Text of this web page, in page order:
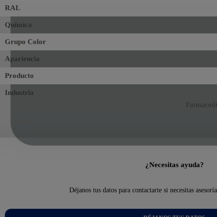
RAL
Química
Grupo Color
Apariencia
Producto
Industria
¿Necesitas ayuda?
Déjanos tus datos para contactarte si necesitas